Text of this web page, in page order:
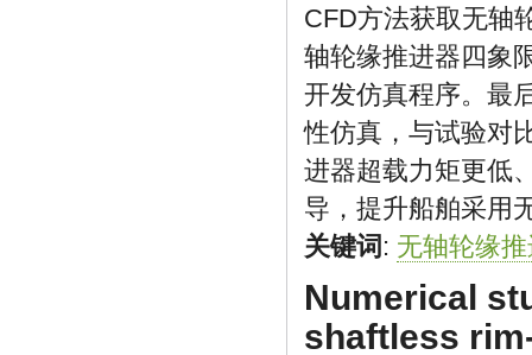
CFD方法获取无轴
轴轮缘推进器四象
开发仿真程序。最
性仿真，与试验对
进器超载力矩更低
导，提升船舶采用
关键词 : 无轴轮缘
Numerical
shaftless